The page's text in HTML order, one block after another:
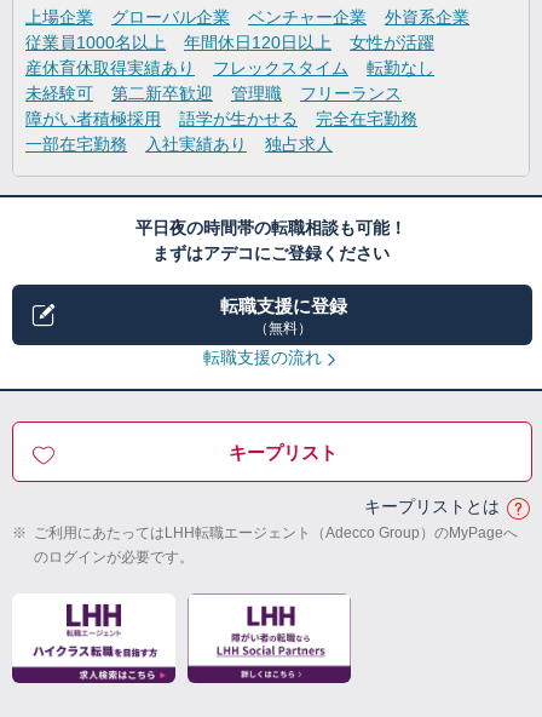
上場企業 グローバル企業 ベンチャー企業
外資系企業
従業員1000名以上
年間休日120日以上
女性が活躍
産休育休取得実績あり
フレックスタイム
転勤なし
未経験可
第二新卒歓迎 管理職
フリーランス
障がい者積極採用
語学が生かせる
完全在宅勤務
一部在宅勤務
入社実績あり 独占求人
平日夜の時間帯の転職相談も可能！
まずはアデコにご登録ください
転職支援に登録
（無料）
転職支援の流れ
キープリスト
キープリストとは
※ ご利用にあたってはLHH転職エージェント（Adecco Group）のMyPageへ
のログインが必要です。